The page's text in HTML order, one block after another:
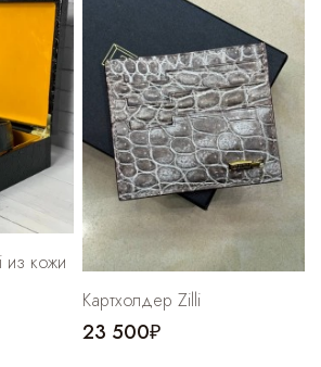
из кожи
Картхолдер Zilli
23 500₽